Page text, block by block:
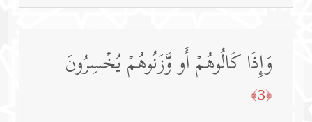
وَإِذَا كَالُوهُمۡ أَو وَّزَنُوهُمۡ یُخۡسِرُونَ
﴿3﴾